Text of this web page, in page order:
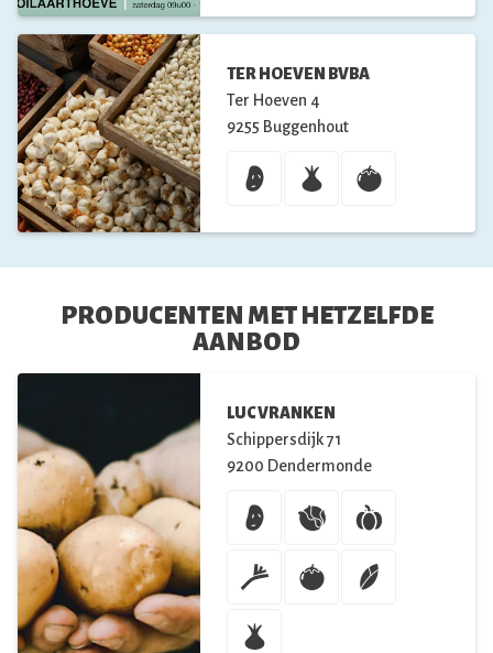
TER HOEVEN BVBA
Ter Hoeven 4
9255 Buggenhout
PRODUCENTEN MET HETZELFDE
AANBOD
LUC VRANKEN
Schippersdijk 71
9200 Dendermonde